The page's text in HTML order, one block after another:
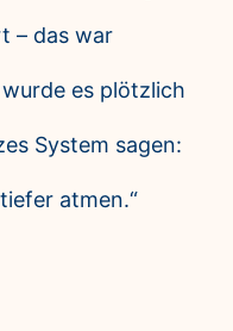
– das war
es plötzlich
System sagen:
atmen.“